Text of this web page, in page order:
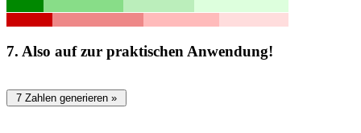
7. Also auf zur praktischen Anwendung!